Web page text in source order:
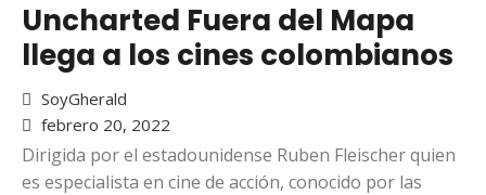
Uncharted Fuera del Mapa
llega a los cines colombianos
SoyGherald
febrero 20, 2022
Dirigida por el estadounidense Ruben Fleischer quien
es especialista en cine de acción, conocido por las